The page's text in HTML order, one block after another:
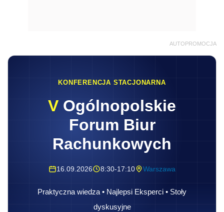
AUTOPROMOCJA
KONFERENCJA STACJONARNA
V Ogólnopolskie
Forum Biur
Rachunkowych
16.09.2026 8:30-17:10 Warszawa
Praktyczna wiedza • Najlepsi Eksperci • Stoły
dyskusyjne